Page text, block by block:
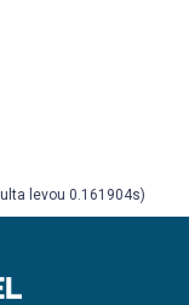
levou 0.161904s)